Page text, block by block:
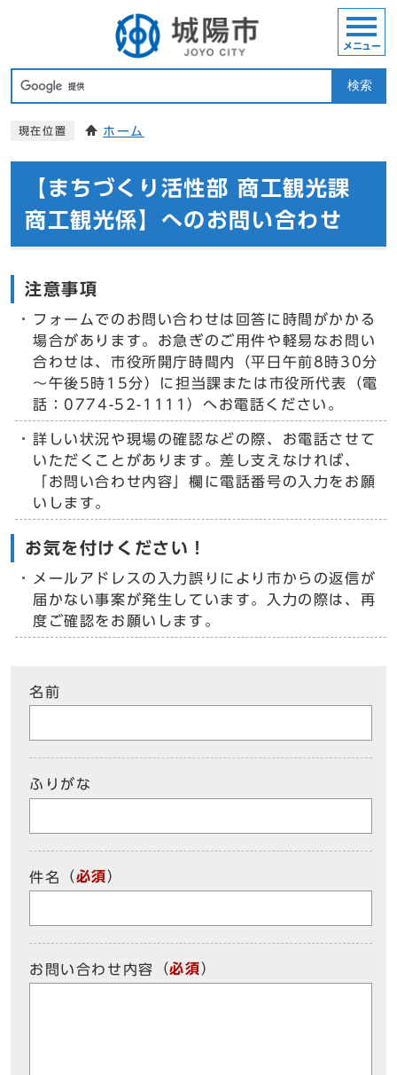
検索
メニュー
現在位置 ホーム
【まちづくり活性部 商工観光課
商工観光係】へのお問い合わせ
注意事項
フォームでのお問い合わせは回答に時間がかかる
場合があります。お急ぎのご用件や軽易なお問い
合わせは、市役所開庁時間内（平日午前8時30分
～午後5時15分）に担当課または市役所代表（電
話：0774-52-1111）へお電話ください。
詳しい状況や現場の確認などの際、お電話させて
いただくことがあります。差し支えなければ、
「お問い合わせ内容」欄に電話番号の入力をお願
いします。
お気を付けください！
メールアドレスの入力誤りにより市からの返信が
届かない事案が発生しています。入力の際は、再
度ご確認をお願いします。
名前
ふりがな
件名 （必須）
お問い合わせ内容 （必須）